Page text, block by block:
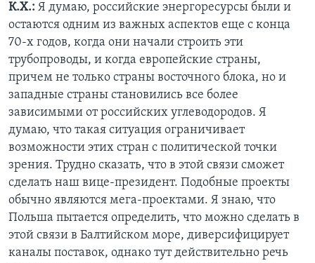
К.Х.: Я думаю, российские энергоресурсы были и
остаются одним из важных аспектов еще с конца
70-х годов, когда они начали строить эти
трубопроводы, и когда европейские страны,
причем не только страны восточного блока, но и
западные страны становились все более
зависимыми от российских углеводородов. Я
думаю, что такая ситуация ограничивает
возможности этих стран с политической точки
зрения. Трудно сказать, что в этой связи сможет
сделать наш вице-президент. Подобные проекты
обычно являются мега-проектами. Я знаю, что
Польша пытается определить, что можно сделать в
этой связи в Балтийском море, диверсифицирует
каналы поставок, однако тут действительно речь